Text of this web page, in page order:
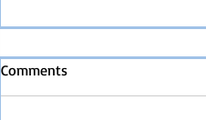
Comments